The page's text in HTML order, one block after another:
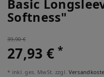
Basic
Softness"
39,90 €
27,93 €*
* inkl. ges. MwSt. zzgl.